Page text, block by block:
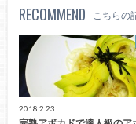
RECOMMEND こちらの
2018.2.23